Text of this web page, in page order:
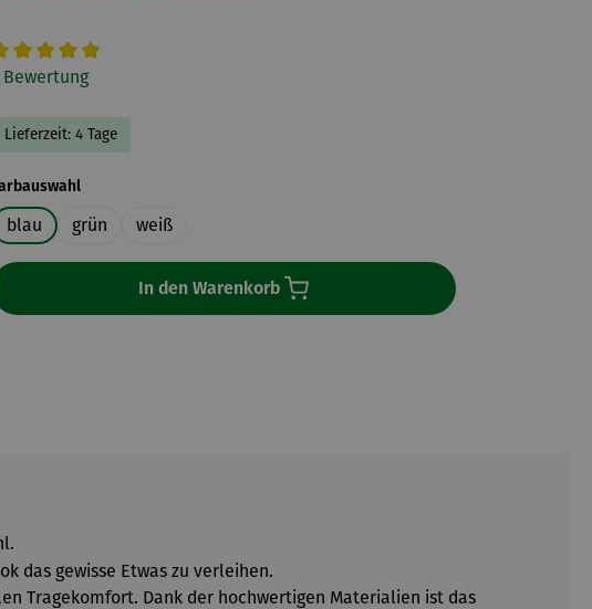
Bewertung von 5 von 5 Sternen
Bewertung
Lieferzeit: 4 Tage
auswählen
blau grün weiß
In den Warenkorb
das gewisse Etwas zu verleihen.
Tragekomfort. Dank der hochwertigen Materialien ist das